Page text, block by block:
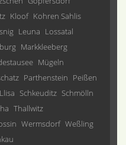
Kloof Kohren Sahlis
Leuna Lossatal
Markkleeberg
Mügeln
Parthenstein Peißen
Schkeuditz Schmölln
Thallwitz
Wermsdorf Weßling